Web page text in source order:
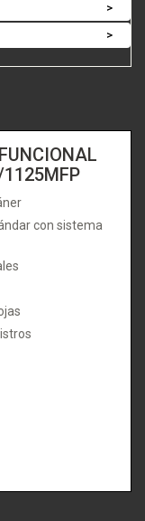
>
>
1125MFP
con sistema